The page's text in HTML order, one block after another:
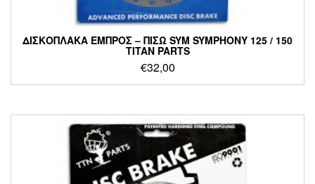
ΔΙΣΚΟΠΛΑΚΑ ΕΜΠΡΟΣ – ΠΙΣΩ SYM SYMPHONY 125 / 150
TITAN PARTS
€32,00